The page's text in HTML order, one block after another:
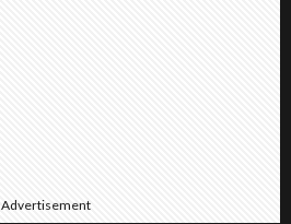
Advertisement